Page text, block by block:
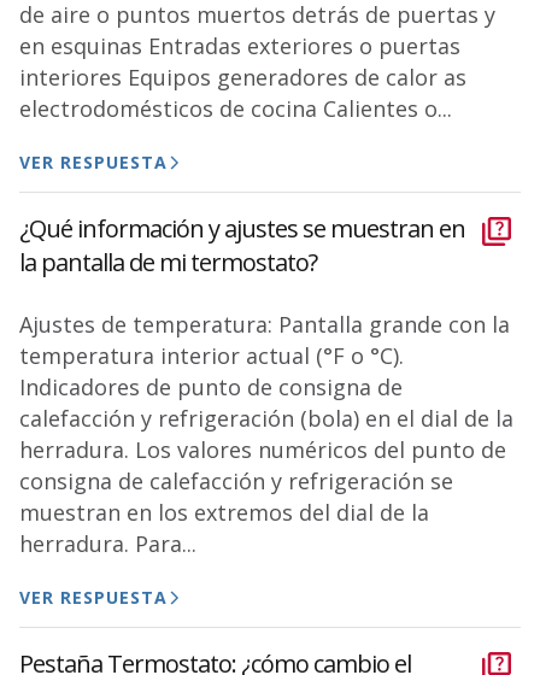
de aire o puntos muertos detrás de puertas y
en esquinas Entradas exteriores o puertas
interiores Equipos generadores de calor as
electrodomésticos de cocina Calientes o...
VER RESPUESTA
¿Qué información y ajustes se muestran en
la pantalla de mi termostato?
Ajustes de temperatura: Pantalla grande con la
temperatura interior actual (°F o °C).
Indicadores de punto de consigna de
calefacción y refrigeración (bola) en el dial de la
herradura. Los valores numéricos del punto de
consigna de calefacción y refrigeración se
muestran en los extremos del dial de la
herradura. Para...
VER RESPUESTA
Pestaña Termostato: ¿cómo cambio el